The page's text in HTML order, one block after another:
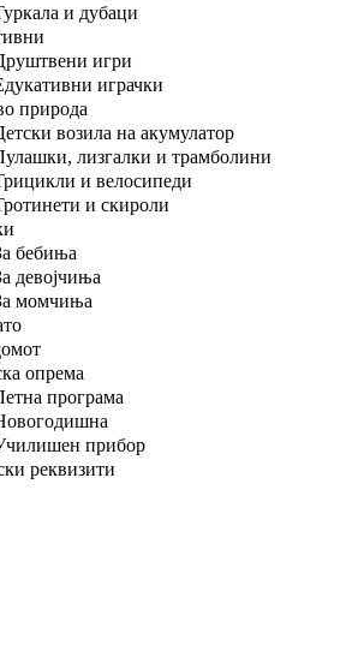
и дубаци
игри
играчки
природа
возила на акумулатор
лизгалки и трамболини
и велосипеди
и скироли
бебиња
девојчиња
момчиња
опрема
програма
прибор
реквизити